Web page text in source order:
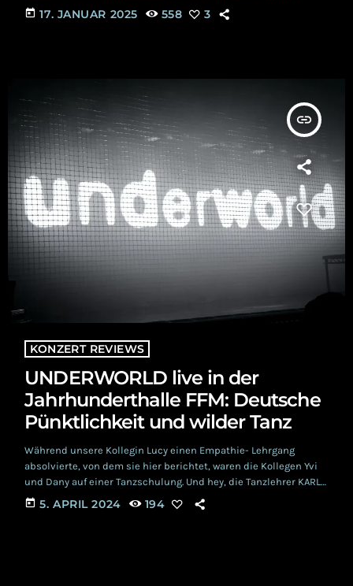
neuste Sendung „Das Experiment²“ anpreisen, welche
WELLE:ERDBALL in diesem Jahr ins Land tragen werden. Als
today 17. JANUAR 2025 558 3
insert_link
KONZERT REVIEWS
UNDERWORLD live in der
Jahrhunderthalle FFM: Deutsche
Pünktlichkeit und wilder Tanz
Während unsere Kollegin Lucy einen Empathie- Lehrgang
absolvierte, von dem sie hier berichtet, waren die Kollegen Yvi
und Dany auf einer Tanzschulung. Und hey, die Tanzlehrer KARL
HYDE und RICK (RICHARD DAVID) SMITH haben uns gezeigt, wo
der verdammte Hammer hängt! Und das trotz ihres
today 5. APRIL 2024 194